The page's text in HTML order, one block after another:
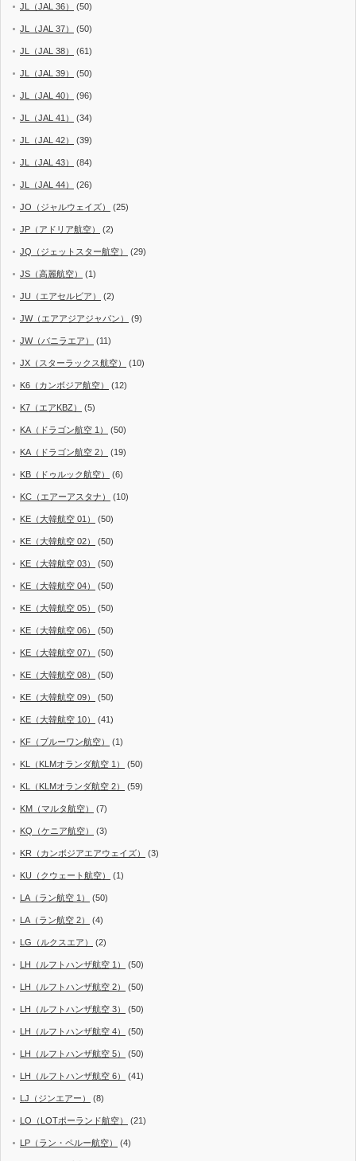
JL（JAL 36） (50)
JL（JAL 37） (50)
JL（JAL 38） (61)
JL（JAL 39） (50)
JL（JAL 40） (96)
JL（JAL 41） (34)
JL（JAL 42） (39)
JL（JAL 43） (84)
JL（JAL 44） (26)
JO（ジャルウェイズ） (25)
JP（アドリア航空） (2)
JQ（ジェットスター航空） (29)
JS（高麗航空） (1)
JU（エアセルビア） (2)
JW（エアアジアジャパン） (9)
JW（バニラエア） (11)
JX（スターラックス航空） (10)
K6（カンボジア航空） (12)
K7（エアKBZ） (5)
KA（ドラゴン航空 1） (50)
KA（ドラゴン航空 2） (19)
KB（ドゥルック航空） (6)
KC（エアーアスタナ） (10)
KE（大韓航空 01） (50)
KE（大韓航空 02） (50)
KE（大韓航空 03） (50)
KE（大韓航空 04） (50)
KE（大韓航空 05） (50)
KE（大韓航空 06） (50)
KE（大韓航空 07） (50)
KE（大韓航空 08） (50)
KE（大韓航空 09） (50)
KE（大韓航空 10） (41)
KF（ブルーワン航空） (1)
KL（KLMオランダ航空 1） (50)
KL（KLMオランダ航空 2） (59)
KM（マルタ航空） (7)
KQ（ケニア航空） (3)
KR（カンボジアエアウェイズ） (3)
KU（クウェート航空） (1)
LA（ラン航空 1） (50)
LA（ラン航空 2） (4)
LG（ルクスエア） (2)
LH（ルフトハンザ航空 1） (50)
LH（ルフトハンザ航空 2） (50)
LH（ルフトハンザ航空 3） (50)
LH（ルフトハンザ航空 4） (50)
LH（ルフトハンザ航空 5） (50)
LH（ルフトハンザ航空 6） (41)
LJ（ジンエアー） (8)
LO（LOTポーランド航空） (21)
LP（ラン・ペルー航空） (4)